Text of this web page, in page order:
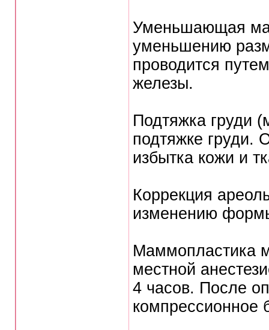
Уменьшающая
уменьшению
проводится
железы.
Подтяжка груди
подтяжке груди.
избытка кожи и
Коррекция
изменению
Маммопластика
местной
4 часов. После
компрессионное